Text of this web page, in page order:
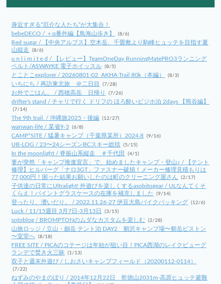
身近すぎる“厄介な人たち”が大集合！
bebeDECO / ＋α番外編【鳥海山歩き】
(8/6)
Red sugar / 【中央アルプス】空木岳、千畳敷より駒峰ヒュッテを目指す夏
山縦走
(8/6)
u n l i m i t e d / 【レビュー】TeamOneDay RunningMatePRO3ランニング
ベルト/ASWAYKE 電子ホイッスル (8/5)
とことこexplorer / 20260801-02_AKHA Trail 80k（本編） (8/3)
いちにち / 再訪東北旅 ＠二日目 (7/28)
お外でごはん。 / 西穂高岳 日帰り (7/26)
drifter's stand / チャリで行く ドリフの ほろ酔いビジホ泊 2days 【熊谷編】
(7/14)
The 9th trail. / 沖縄旅2025・後編 (12/27)
wanwan-life / 某省9-3 (6/8)
CAMP*SITE / 猛暑キャンプ（千葉県某所）2024.8 (9/16)
UB-LOG / 23〜24シーズンBCスキー総括 (5/15)
In the moonlight / 脊振山系縦走 ＃千代田 (4/1)
妻が突然「キャンプ推進宣言」で、始めましたキャンプ・登山♪ / 【テント
修理】ヒルバーグ「ナロ3GT」ファスナー破損！メーカー修理見積もりは
77,000円！困った結果お願いしたのは町のクリーニング屋さん
(2/17)
子供達の日常にUltralight! 外遊びを楽しくするasobitogear / ULなんてくそ
くらえ！パイントグラスケースの在庫を補充しました
(9/14)
登ったり、漕いだり。 / 2022.11.26-27 伊豆大島バイクパッキング (12/6)
Luck / 11/15週目 3月7日-3月13日 (3/15)
sotoblog / BROMPTONのムダなカスタムを楽しむ (2/28)
山旅ロッジ / 立山・劔岳 テント泊 DAY2 剱沢キャンプ場〜剱岳ピストン
〜室堂へ (8/18)
FREE SITE / PICAのコテージは年始が狙い目！PICA西湖のレイクビューグ
ランデで焚き火三昧
(1/13)
双子と週末外遊び / しおさいキャンプフィールド（20200112-0114）
(7/22)
ねずみのやまのぼり / 2014年12月22日 乾徳山2031m-高原ヒュッテ避難